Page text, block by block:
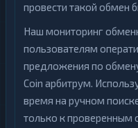
провести такой обмен
Наш мониторинг
пользователям
предложения по
Coin арбитрум.
время на ручном
только к проверенным